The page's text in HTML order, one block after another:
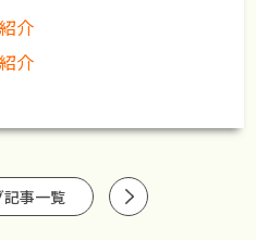
介
介
記事一覧